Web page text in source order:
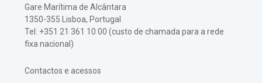
Gare Marítima de Alcântara
1350-355 Lisboa, Portugal
Tel: +351 21 361 10 00 (custo de chamada para a rede
fixa nacional)
Contactos e acessos